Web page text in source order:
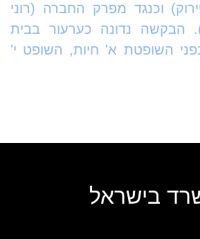
וכנגד מפרק החברה (רוני
הבקשה נדונה כערעור בבית
השופטת א' חיות, השופט י'
בישראל